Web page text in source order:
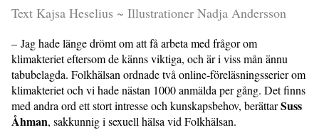
Text Kajsa Heselius ~ Illustrationer Nadja Andersson
– Jag hade länge drömt om att få arbeta med frågor om
klimakteriet eftersom de känns viktiga, och är i viss mån ännu
tabubelagda. Folkhälsan ordnade två online-föreläsningsserier om
klimakteriet och vi hade nästan 1000 anmälda per gång. Det finns
med andra ord ett stort intresse och kunskapsbehov, berättarSuss
Åhman, sakkunnig i sexuell hälsa vid Folkhälsan.